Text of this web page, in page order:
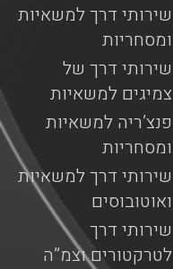
שירותי דרך למשאיות
ומסחריות
שירותי דרך של
צמיגים למשאיות
פנצ’ריה למשאיות
ומסחריות
שירותי דרך למשאיות
ואוטובוסים
שירותי דרך
לטרקטורים וצמ”ה